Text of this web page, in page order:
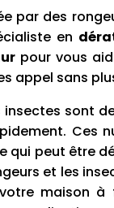
par des
en
pour vous
appel sans
insectes sont
Ces
qui peut être
et les
maison